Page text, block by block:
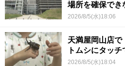
場所を確保でき
2026/8/5(水)18:06
天満屋岡山店
トムシにタッ
2026/8/5(水)18:04